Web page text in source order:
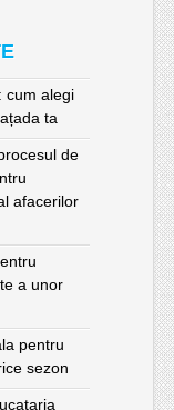
cum alegi
ta
de
afacerilor
a unor
pentru
sezon